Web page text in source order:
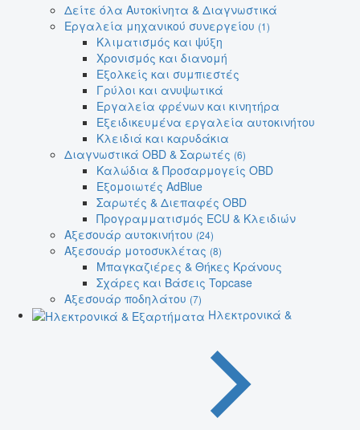
Δείτε όλα Αυτοκίνητα & Διαγνωστικά
Εργαλεία μηχανικού συνεργείου (1)
Κλιματισμός και ψύξη
Χρονισμός και διανομή
Εξολκείς και συμπιεστές
Γρύλοι και ανυψωτικά
Εργαλεία φρένων και κινητήρα
Εξειδικευμένα εργαλεία αυτοκινήτου
Κλειδιά και καρυδάκια
Διαγνωστικά OBD & Σαρωτές (6)
Καλώδια & Προσαρμογείς OBD
Εξομοιωτές AdBlue
Σαρωτές & Διεπαφές OBD
Προγραμματισμός ECU & Κλειδιών
Αξεσουάρ αυτοκινήτου (24)
Αξεσουάρ μοτοσυκλέτας (8)
Μπαγκαζιέρες & Θήκες Κράνους
Σχάρες και Βάσεις Topcase
Αξεσουάρ ποδηλάτου (7)
Ηλεκτρονικά &